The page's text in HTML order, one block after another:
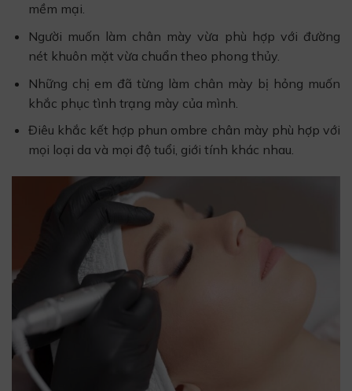
mềm mại.
Người muốn làm chân mày vừa phù hợp với đường
nét khuôn mặt vừa chuẩn theo phong thủy.
Những chị em đã từng làm chân mày bị hỏng muốn
khắc phục tình trạng mày của mình.
Điêu khắc kết hợp phun ombre chân mày phù hợp với
mọi loại da và mọi độ tuổi, giới tính khác nhau.